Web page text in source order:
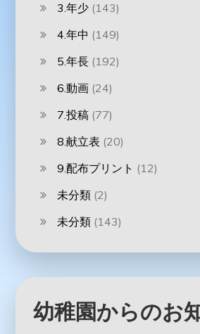
3.年少 (143)
4.年中 (149)
5.年長 (192)
6.動画 (24)
7.投稿 (77)
8.献立表 (20)
9.配布プリント (12)
未分類 (2)
未分類 (143)
幼稚園からのお